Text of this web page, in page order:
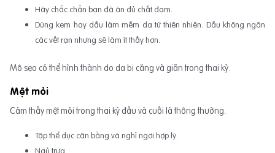
Hãy chắc chắn bạn đã ăn đủ chất đạm.
Dùng kem hay dầu làm mềm da từ thiên nhiên. Dầu không ngăn
các vết rạn nhưng sẽ làm ít thấy hơn.
Mô sẹo có thể hình thành do da bị căng và giãn trong thai kỳ.
Mệt mỏi
Cảm thấy mệt mỏi trong thai kỳ đầu và cuối là thông thường.
Tập thể dục cân bằng và nghỉ ngơi hợp lý.
Ngủ trưa.